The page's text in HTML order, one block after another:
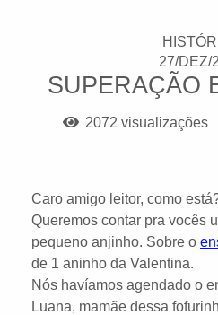
27/DEZ/
SUPERAÇÃO
2072 visualizações
Caro amigo leitor, como
Queremos contar pra vocês
pequeno anjinho. Sobre o
de 1 aninho da Valentina.
Nós havíamos agendado o
Luana, mamãe dessa